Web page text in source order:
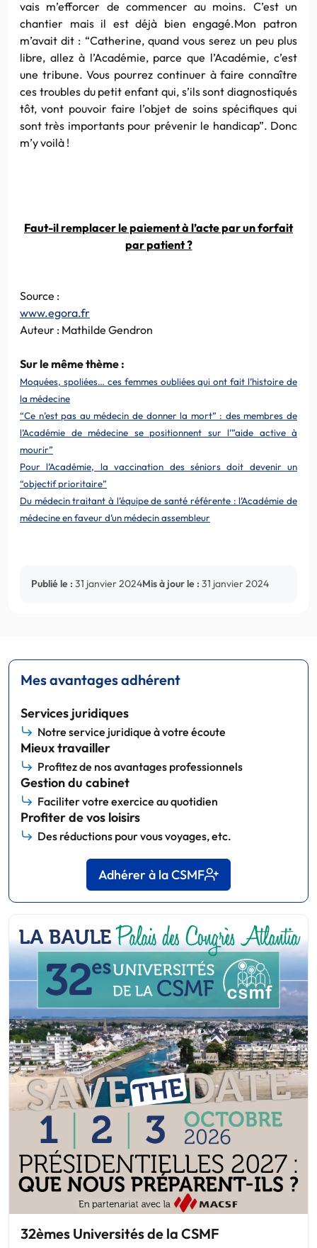
vais m’efforcer de commencer au moins. C’est un
chantier mais il est déjà bien engagé.Mon patron
m’avait dit : “Catherine, quand vous serez un peu plus
libre, allez à l’Académie, parce que l’Académie, c’est
une tribune. Vous pourrez continuer à faire connaître
ces troubles du petit enfant qui, s’ils sont diagnostiqués
tôt, vont pouvoir faire l’objet de soins spécifiques qui
sont très importants pour prévenir le handicap”. Donc
m’y voilà !
Faut-il remplacer le paiement à l’acte par un forfait
par patient ?
Source :
www.egora.fr
Auteur : Mathilde Gendron
Sur le même thème :
Moquées, spoliées… ces femmes oubliées qui ont fait l’histoire de
la médecine
“Ce n’est pas au médecin de donner la mort” : des membres de
l’Académie de médecine se positionnent sur l’”aide active à
mourir”
Pour l’Académie, la vaccination des séniors doit devenir un
“objectif prioritaire”
Du médecin traitant à l’équipe de santé référente : l’Académie de
médecine en faveur d’un médecin assembleur
Publié le : 31 janvier 2024Mis à jour le : 31 janvier 2024
Mes avantages adhérent
Services juridiques
Notre service juridique à votre écoute
Mieux travailler
Profitez de nos avantages professionnels
Gestion du cabinet
Faciliter votre exercice au quotidien
Profiter de vos loisirs
Des réductions pour vous voyages, etc.
Adhérer à la CSMF
32èmes Universités de la CSMF